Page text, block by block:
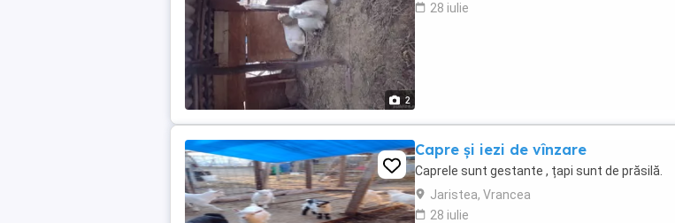
2
28 iulie
Capre și iezi de vînzare
Caprele sunt gestante , țapi sunt de prăsilă.
Jaristea, Vrancea
28 iulie